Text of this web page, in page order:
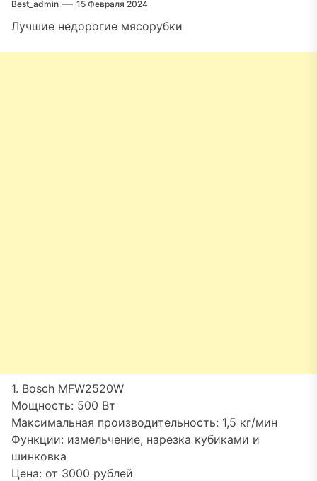
Best_admin 15 Февраля 2024
Лучшие недорогие мясорубки
1. Bosch MFW2520W
Мощность: 500 Вт
Максимальная производительность: 1,5 кг/мин
Функции: измельчение, нарезка кубиками и
шинковка
Цена: от 3000 рублей